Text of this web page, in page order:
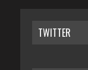
TWITTER